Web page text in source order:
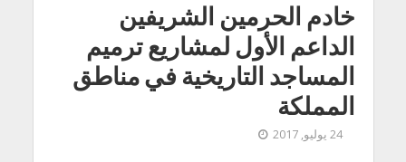
​خادم الحرمين الشريفين
الداعم الأول لمشاريع ترميم
المساجد التاريخية في مناطق
المملكة
24 يوليو, 2017